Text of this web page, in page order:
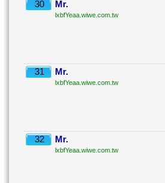
30 Mr.
lxbfYeaa.wiwe.com.tw
31 Mr.
lxbfYeaa.wiwe.com.tw
32 Mr.
lxbfYeaa.wiwe.com.tw